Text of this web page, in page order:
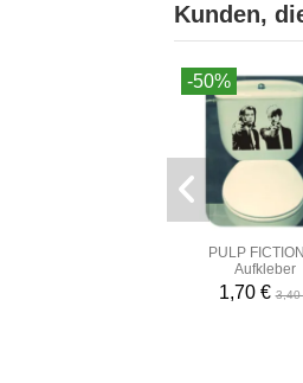
Kunden,
-50%
PULP
Aufkleber
1,70 €3,40